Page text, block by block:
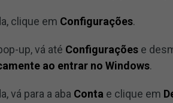
clique em Configurações.
up, vá até Configurações e
ao entrar no Windows.
vá para a aba Conta e clique em